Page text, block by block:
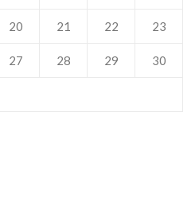
20 21 22 23
27 28 29 30